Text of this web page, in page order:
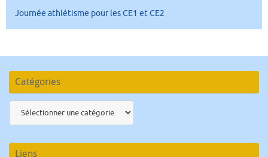
Journée athlétisme pour les CE1 et CE2
Catégories
Liens